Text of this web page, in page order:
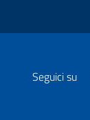
Seguici su